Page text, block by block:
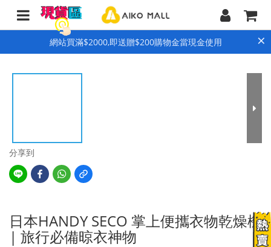
網站買滿$2000,即送贈$200購物金當現金使用 ×
分享到
日本HANDY SECO 掌上便攜衣物乾燥機
| 旅行必備晾衣神物